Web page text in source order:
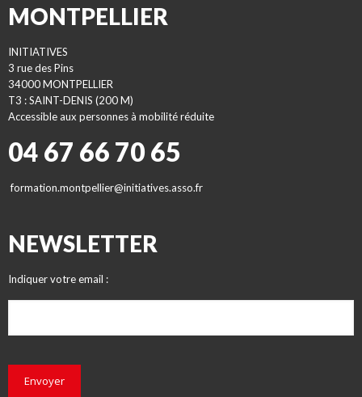
MONTPELLIER
INITIATIVES
3 rue des Pins
34000 MONTPELLIER
T3 : SAINT-DENIS (200 M)
Accessible aux personnes à mobilité réduite
04 67 66 70 65
formation.montpellier@initiatives.asso.fr
NEWSLETTER
Indiquer votre email :
Envoyer